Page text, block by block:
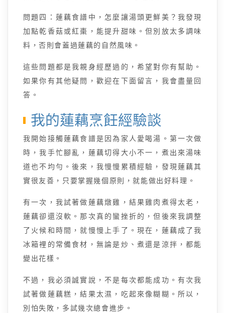
問題四：蓮藕食譜中，怎麼讓湯頭更鮮美？我發現
加點乾香菇或紅棗，能提升甜味。但別放太多調味
料，否則會蓋過蓮藕的自然風味。
這些問題都是我親身經歷過的，希望對你有幫助。
如果你有其他疑問，歡迎在下面留言，我會盡量回
答。
我的蓮藕烹飪經驗談
我開始接觸蓮藕食譜是因為家人愛喝湯。第一次做
時，我手忙腳亂，蓮藕切得大小不一，煮出來湯味
道也不均勻。後來，我慢慢累積經驗，發現蓮藕其
實很友善，只要掌握幾個原則，就能做出好料理。
有一次，我試著做蓮藕燉雞，結果雞肉煮得太老，
蓮藕卻還沒軟。那次真的蠻挫折的，但後來我調整
了火候和時間，就慢慢上手了。現在，蓮藕成了我
冰箱裡的常備食材，無論是炒、煮還是涼拌，都能
變出花樣。
不過，我必須誠實說，不是每次都能成功。有次我
試著做蓮藕糕，結果太濕，吃起來像糊糊。所以，
別怕失敗，多試幾次總會進步。